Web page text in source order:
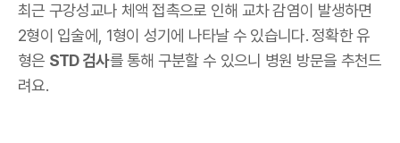
최근 구강성교나 체액 접촉으로 인해 교차 감염이 발생하면
2형이 입술에, 1형이 성기에 나타날 수 있습니다. 정확한 유
형은 STD 검사를 통해 구분할 수 있으니 병원 방문을 추천드
려요.